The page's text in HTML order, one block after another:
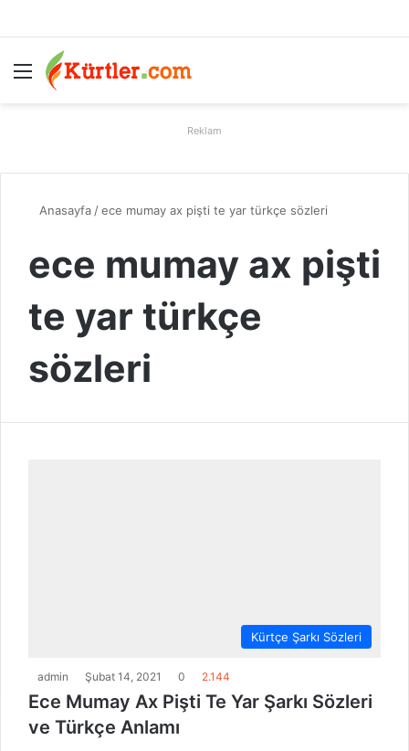
Menü
Reklam
Anasayfa /ece mumay ax pişti te yar türkçe sözleri
ece mumay ax pişti
te yar türkçe
sözleri
Kürtçe Şarkı Sözleri
admin Şubat 14, 2021 0 2.144
Ece Mumay Ax Pişti Te Yar Şarkı Sözleri
ve Türkçe Anlamı